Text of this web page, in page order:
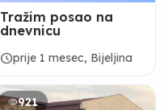
Tražim posao na
dnevnicu
scheduleprije 1 mesec, Bijeljina
921